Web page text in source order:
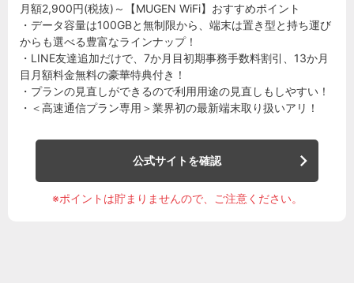
月額2,900円(税抜)～【MUGEN WiFi】おすすめポイント
・データ容量は100GBと無制限から、端末は置き型と持ち運び
からも選べる豊富なラインナップ！
・LINE友達追加だけで、7か月目初期事務手数料割引、13か月
目月額料金無料の豪華特典付き！
・プランの見直しができるので利用用途の見直しもしやすい！
・＜高速通信プラン専用＞業界初の最新端末取り扱いアリ！
公式サイトを確認
※ポイントは貯まりませんので、ご注意ください。